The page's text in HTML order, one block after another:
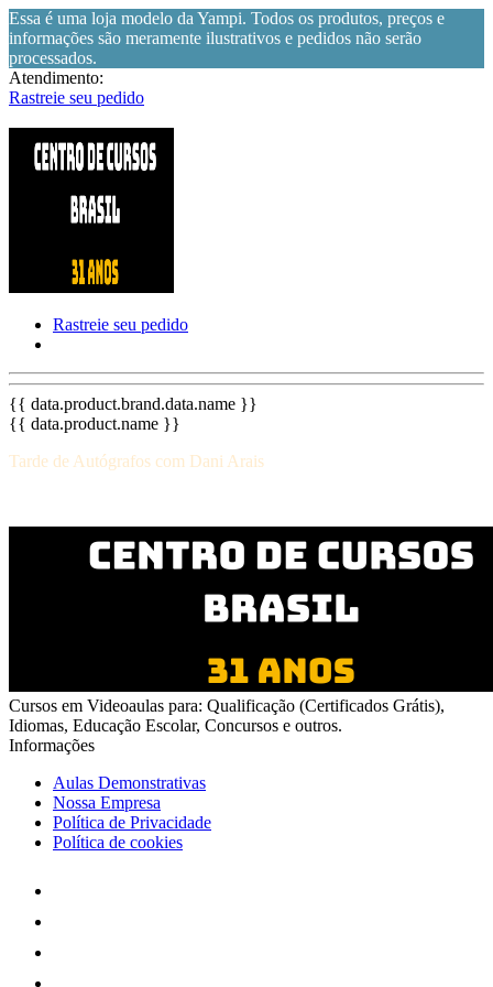
Essa é uma loja modelo da Yampi. Todos os produtos, preços e
informações são meramente ilustrativos e pedidos não serão
processados.
Atendimento:
Rastreie seu pedido
Rastreie seu pedido
{{ data.product.brand.data.name }}
{{ data.product.name }}
Tarde de Autógrafos com Dani Arais
Cursos em Videoaulas para: Qualificação (Certificados Grátis),
Idiomas, Educação Escolar, Concursos e outros.
Informações
Aulas Demonstrativas
Nossa Empresa
Política de Privacidade
Política de cookies